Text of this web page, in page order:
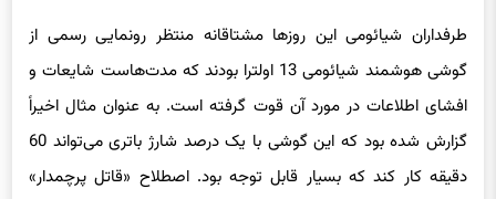
طرفداران شیائومی این روزها مشتاقانه منتظر رونمایی رسمی از
گوشی هوشمند شیائومی 13 اولترا بودند که مدت‌هاست شایعات و
افشای اطلاعات در مورد آن قوت گرفته است. به عنوان مثال اخیراً
گزارش شده بود که این گوشی با یک درصد شارژ باتری می‌تواند 60
دقیقه کار کند که بسیار قابل توجه بود. اصطلاح «قاتل پرچمدار»